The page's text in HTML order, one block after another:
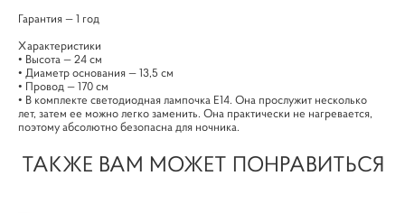
Гарантия — 1 год
Характеристики
• Высота — 24 см
• Диаметр основания — 13,5 см
• Провод — 170 см
• В комплекте светодиодная лампочка Е14. Она прослужит несколько
лет, затем ее можно легко заменить. Она практически не нагревается,
поэтому абсолютно безопасна для ночника.
ТАКЖЕ ВАМ МОЖЕТ ПОНРАВИТЬСЯ